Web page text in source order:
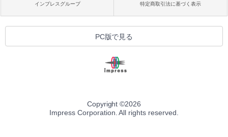
インプレスグループ 特定商取引法に基づく表示
PC版で見る
Copyright ©2026
Impress Corporation. All rights reserved.